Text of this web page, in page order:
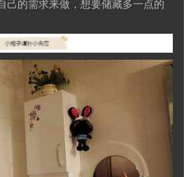
己的需求来做，想要储藏多一点的